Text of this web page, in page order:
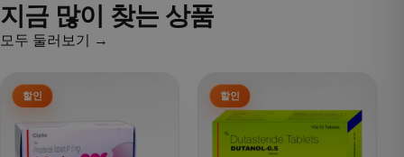
지금 많이 찾는 상품
모두 둘러보기 →
여러 상품 옵션이 이 상품에 있습니다. 상품 페이지에서 옵션
여러 상품 옵션이 이 상품에